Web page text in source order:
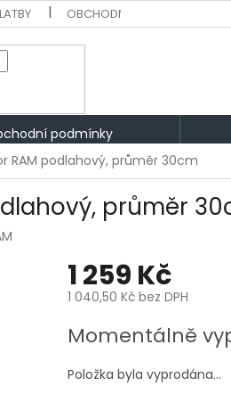
OBCHODNÍ PODMÍNKY
podmínky
RAM podlahový, průměr 30cm
průměr
1 259 Kč
1 040,50 Kč bez DPH
cena:
Momentálně
Položka byla vyprodána…